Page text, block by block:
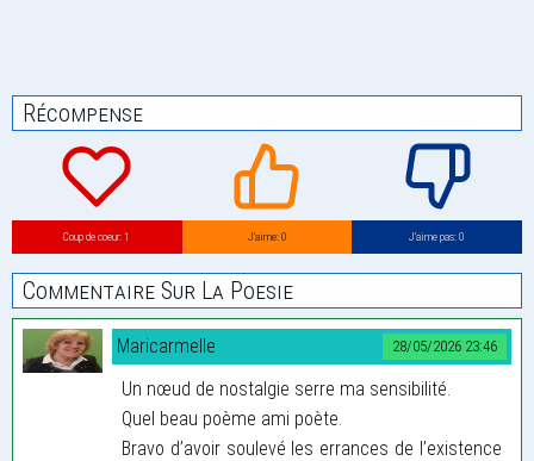
Récompense
Coup de coeur: 1 J’aime: 0 J’aime pas: 0
Commentaire Sur La Poesie
28/05/2026 23:46
Maricarmelle
Un nœud de nostalgie serre ma sensibilité.
Quel beau poème ami poète.
Bravo d’avoir soulevé les errances de l’existence